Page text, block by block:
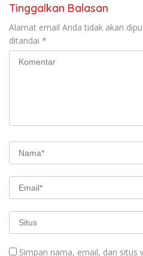
Tinggalkan Balasan
Alamat email Anda tidak akan
ditandai *
Simpan nama, email, dan situs